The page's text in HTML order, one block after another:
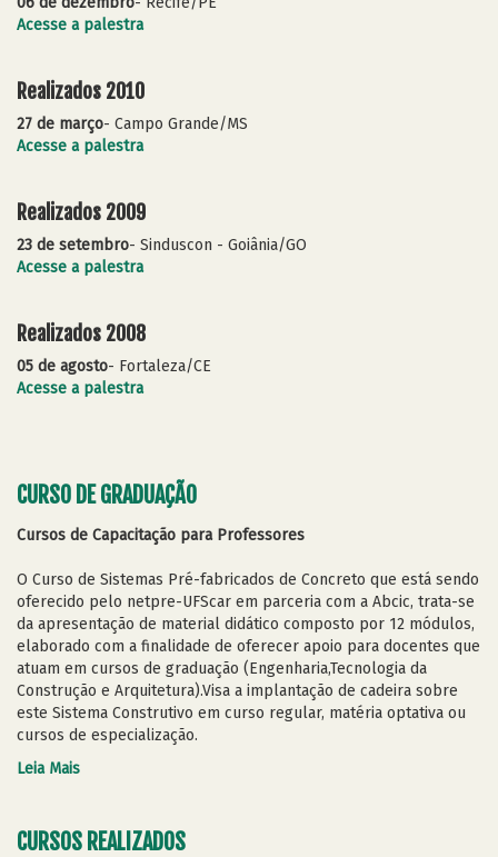
Acesse a palestra
Realizados 2010
27 de março- Campo Grande/MS
Acesse a palestra
Realizados 2009
23 de setembro- Sinduscon - Goiânia/GO
Acesse a palestra
Realizados 2008
05 de agosto- Fortaleza/CE
Acesse a palestra
CURSO DE GRADUAÇÃO
Cursos de Capacitação para Professores
O Curso de Sistemas Pré-fabricados de Concreto que está sendo
oferecido pelo netpre-UFScar em parceria com a Abcic, trata-se
da apresentação de material didático composto por 12 módulos,
elaborado com a finalidade de oferecer apoio para docentes que
atuam em cursos de graduação (Engenharia,Tecnologia da
Construção e Arquitetura).Visa a implantação de cadeira sobre
este Sistema Construtivo em curso regular, matéria optativa ou
cursos de especialização.
Leia Mais
CURSOS REALIZADOS